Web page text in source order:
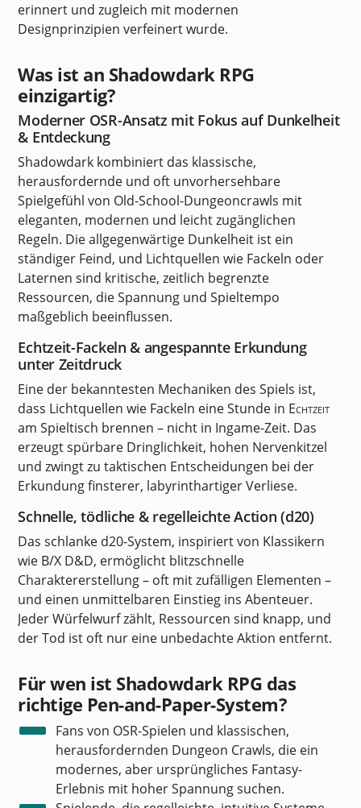
erinnert und zugleich mit modernen
Designprinzipien verfeinert wurde.
Was ist an Shadowdark RPG
einzigartig?
Moderner OSR-Ansatz mit Fokus auf Dunkelheit
& Entdeckung
Shadowdark kombiniert das klassische,
herausfordernde und oft unvorhersehbare
Spielgefühl von Old-School-Dungeoncrawls mit
eleganten, modernen und leicht zugänglichen
Regeln. Die allgegenwärtige Dunkelheit ist ein
ständiger Feind, und Lichtquellen wie Fackeln oder
Laternen sind kritische, zeitlich begrenzte
Ressourcen, die Spannung und Spieltempo
maßgeblich beeinflussen.
Echtzeit-Fackeln & angespannte Erkundung
unter Zeitdruck
Eine der bekanntesten Mechaniken des Spiels ist,
dass Lichtquellen wie Fackeln eine Stunde in Echtzeit
am Spieltisch brennen – nicht in Ingame-Zeit. Das
erzeugt spürbare Dringlichkeit, hohen Nervenkitzel
und zwingt zu taktischen Entscheidungen bei der
Erkundung finsterer, labyrinthartiger Verliese.
Schnelle, tödliche & regelleichte Action (d20)
Das schlanke d20-System, inspiriert von Klassikern
wie B/X D&D, ermöglicht blitzschnelle
Charaktererstellung – oft mit zufälligen Elementen –
und einen unmittelbaren Einstieg ins Abenteuer.
Jeder Würfelwurf zählt, Ressourcen sind knapp, und
der Tod ist oft nur eine unbedachte Aktion entfernt.
Für wen ist Shadowdark RPG das
richtige Pen-and-Paper-System?
Fans von OSR-Spielen und klassischen,
herausfordernden Dungeon Crawls, die ein
modernes, aber ursprüngliches Fantasy-
Erlebnis mit hoher Spannung suchen.